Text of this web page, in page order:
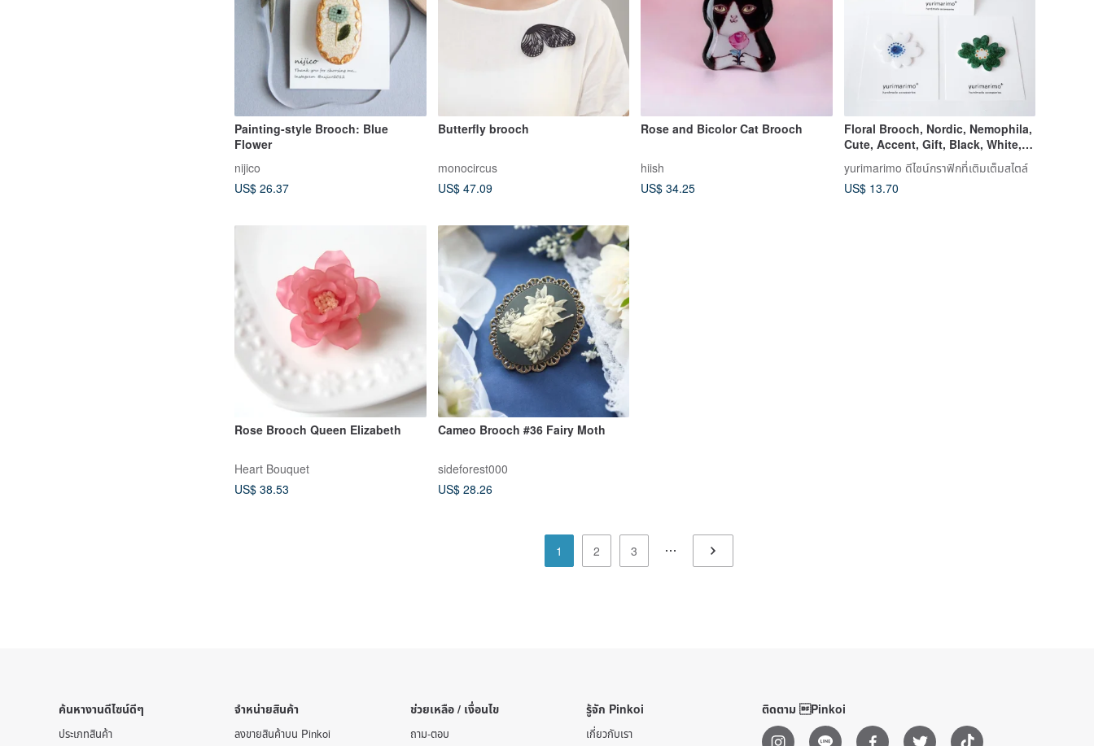
Painting-style Brooch: Blue
Flower
nijico
US$ 26.37
Butterfly brooch
monocircus
US$ 47.09
Rose and Bicolor Cat Brooch
hiish
US$ 34.25
Floral Brooch, Nordic, Nemophila,
Cute, Accent, Gift, Black, White,
Green, Lightweight
yurimarimo ดีไซน์กราฟิกที่เติมเต็มสไตล์
US$ 13.70
Rose Brooch Queen Elizabeth
Heart Bouquet
US$ 38.53
Cameo Brooch #36 Fairy Moth
sideforest000
US$ 28.26
1 2 3
ค้นหางานดีไซน์ดีๆ
ประเภทสินค้า
จำหน่ายสินค้า
ลงขายสินค้าบน Pinkoi
ช่วยเหลือ / เงื่อนไข
ถาม-ตอบ
รู้จัก Pinkoi
เกี่ยวกับเรา
ติดตาม Pinkoi